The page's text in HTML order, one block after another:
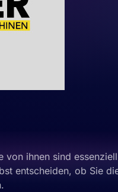
ihnen sind
entscheiden, ob Sie